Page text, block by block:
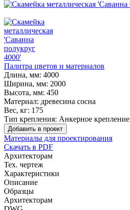
Палитра цветов и материалов
Длина, мм: 4000
Ширина, мм: 2000
Высота, мм: 450
Материал: древесина сосна
Вес, кг: 175
Тип крепления: Анкерное крепление
Добавить в проект
Материалы для проектирования
Скачать в PDF
Архитекторам
Тех. чертеж
Характеристики
Описание
Образцы
Архитекторам